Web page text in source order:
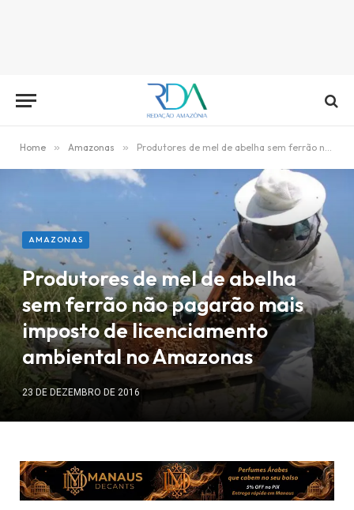
Home » Amazonas » Produtores de mel de abelha sem ferrão não pagarão mais imposto de licenciamento ambiental no Amazonas
AMAZONAS
Produtores de mel de abelha
sem ferrão não pagarão mais
imposto de licenciamento
ambiental no Amazonas
23 DE DEZEMBRO DE 2016